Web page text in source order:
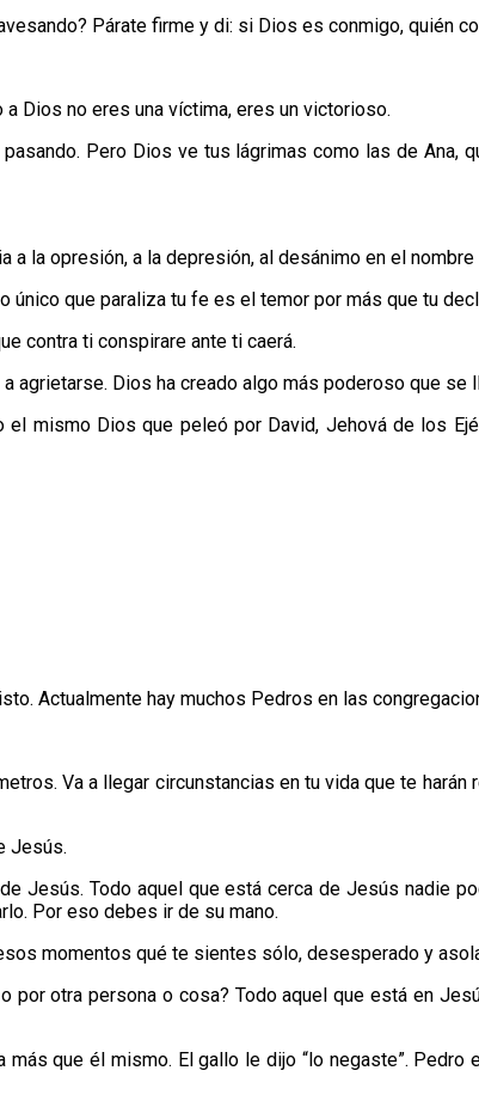
Párate firme y di: si Dios es conmigo, quién
Dios no eres una víctima, eres un victorioso.
Pero Dios ve tus lágrimas como las de Ana,
a la opresión, a la depresión, al desánimo en el
único que paraliza tu fe es el temor por más que tu
contra ti conspirare ante ti caerá.
agrietarse. Dios ha creado algo más poderoso que
mismo Dios que peleó por David, Jehová de los
Actualmente hay muchos Pedros en las
Va a llegar circunstancias en tu vida que te
Jesús.
Jesús. Todo aquel que está cerca de Jesús nadie
Por eso debes ir de su mano.
momentos qué te sientes sólo, desesperado y
otra persona o cosa? Todo aquel que está en
que él mismo. El gallo le dijo “lo negaste”.